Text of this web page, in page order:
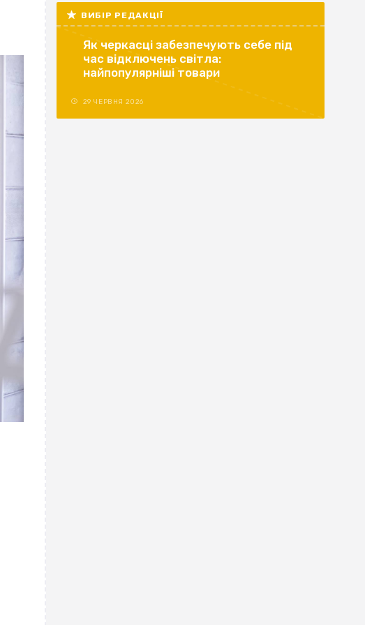
ВИБІР РЕДАКЦІЇ
Як черкасці забезпечують себе під
час відключень світла:
найпопулярніші товари
29 ЧЕРВНЯ 2026